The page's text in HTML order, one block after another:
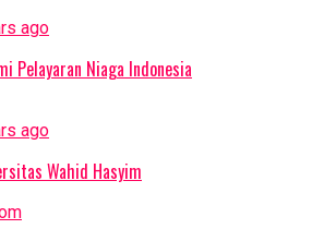
ago
Pelayaran Niaga Indonesia
ago
Wahid Hasyim